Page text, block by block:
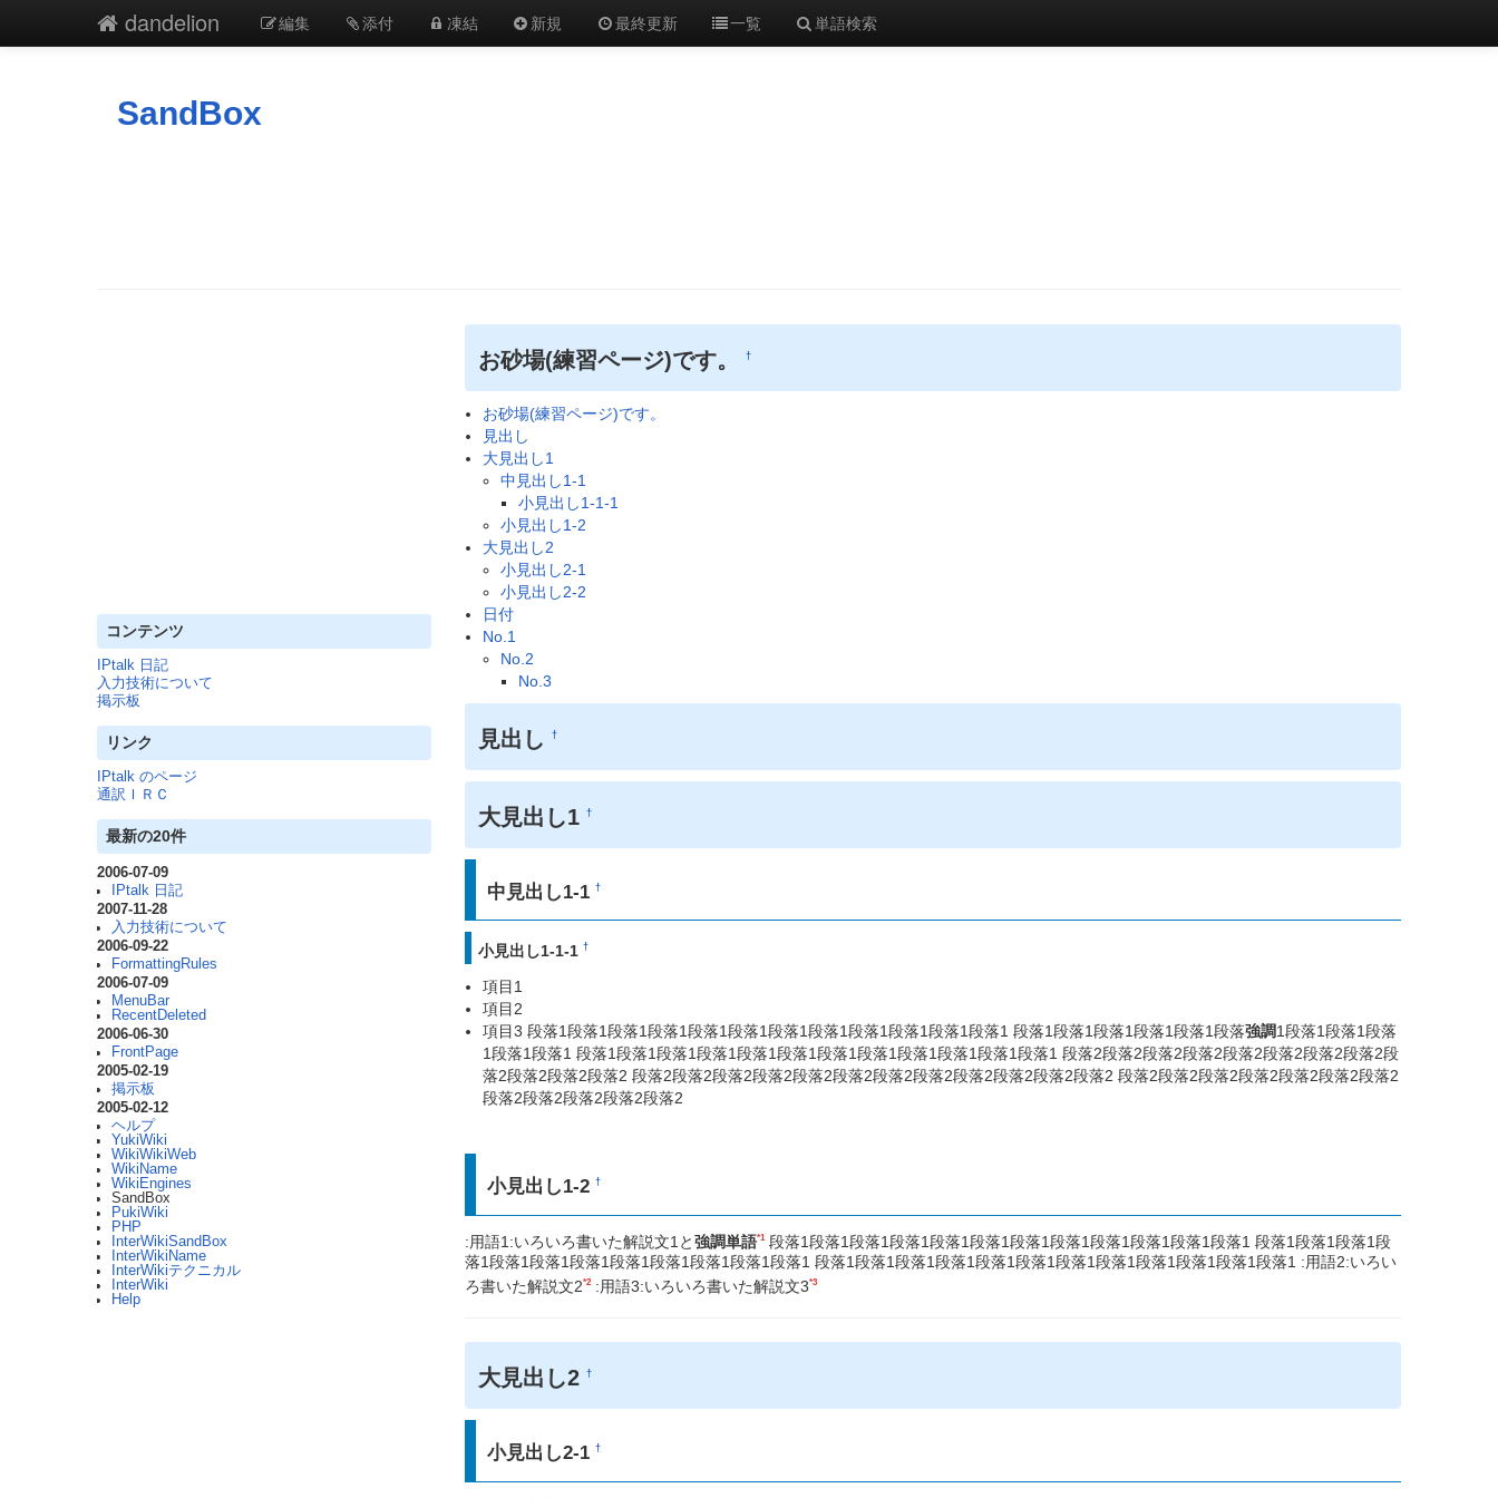
dandelion 編集 添付 凍結 新規 最終更新 一覧 単語検索
SandBox
コンテンツ
IPtalk 日記
入力技術について
掲示板
リンク
IPtalk のページ
通訳ＩＲＣ
最新の20件
2006-07-09
IPtalk 日記
2007-11-28
入力技術について
2006-09-22
FormattingRules
2006-07-09
MenuBar
RecentDeleted
2006-06-30
FrontPage
2005-02-19
掲示板
2005-02-12
ヘルプ
YukiWiki
WikiWikiWeb
WikiName
WikiEngines
SandBox
PukiWiki
PHP
InterWikiSandBox
InterWikiName
InterWikiテクニカル
InterWiki
Help
お砂場(練習ページ)です。†
お砂場(練習ページ)です。
見出し
大見出し1
中見出し1-1
小見出し1-1-1
小見出し1-2
大見出し2
小見出し2-1
小見出し2-2
日付
No.1
No.2
No.3
見出し †
大見出し1†
中見出し1-1†
小見出し1-1-1 †
項目1
項目2
項目3 段落1段落1段落1段落1段落1段落1段落1段落1段落1段落1段落1段落1 段落1段落1段落1段落1段落1段落強調1段落1段落1段落
1段落1段落1 段落1段落1段落1段落1段落1段落1段落1段落1段落1段落1段落1段落1 段落2段落2段落2段落2段落2段落2段落2段落2段
落2段落2段落2段落2 段落2段落2段落2段落2段落2段落2段落2段落2段落2段落2段落2段落2 段落2段落2段落2段落2段落2段落2段落2
段落2段落2段落2段落2段落2
小見出し1-2†
:用語1:いろいろ書いた解説文1と強調単語*1段落1段落1段落1段落1段落1段落1段落1段落1段落1段落1段落1段落1 段落1段落1段落1段
落1段落1段落1段落1段落1段落1段落1段落1段落1 段落1段落1段落1段落1段落1段落1段落1段落1段落1段落1段落1段落1 :用語2:いろい
ろ書いた解説文2*2:用語3:いろいろ書いた解説文3*3
大見出し2†
小見出し2-1†